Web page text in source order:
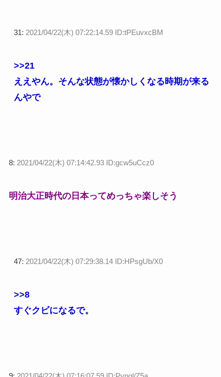
31: 2021/04/22(木) 07:22:14.59 ID:tPEuvxcBM
>>21
ええやん。そんな状態が懐かしくなる時期が来る
んやで
8: 2021/04/22(木) 07:14:42.93 ID:gcw5uCcz0
明治大正時代の日本ってめっちゃ楽しそう
47: 2021/04/22(木) 07:29:38.14 ID:HPsgUb/X0
>>8
すぐクビになるで。